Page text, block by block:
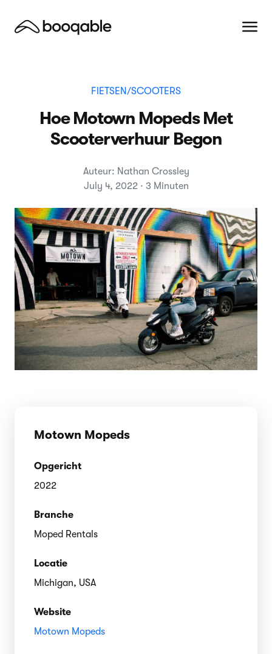
FIETSEN/SCOOTERS
Hoe Motown Mopeds Met
Scooterverhuur Begon
Auteur: Nathan Crossley
July 4, 2022 · 3 Minuten
Motown Mopeds
Opgericht
2022
Branche
Moped Rentals
Locatie
Michigan, USA
Website
Motown Mopeds